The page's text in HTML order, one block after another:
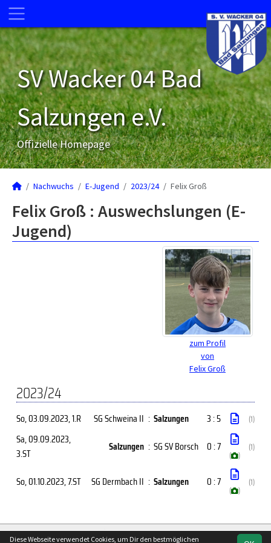
SV Wacker 04 Bad
Salzungen e.V.
Offizielle Homepage
Nachwuchs E-Jugend 2023/24 Felix Groß
Felix Groß : Auswechslungen (E-
Jugend)
zum Profil
von
Felix Groß
2023/24
So, 03.09.2023, 1.R SG Schweina II : Salzungen 3 : 5 (1)
Sa, 09.09.2023,
3.ST
Salzungen : SG SV Borsch 0 : 7
( )
(1)
So, 01.10.2023, 7.ST SG Dermbach II : Salzungen 0 : 7
( )
(1)
soccero.de
Diese Webseite verwendet Cookies, um Dir den bestmöglichen